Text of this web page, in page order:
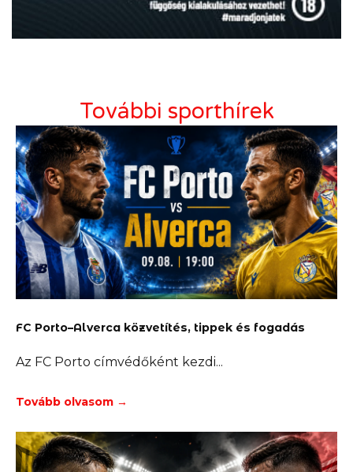
További sporthírek
FC Porto–Alverca közvetítés, tippek és fogadás
Az FC Porto címvédőként kezdi
Tovább olvasom →